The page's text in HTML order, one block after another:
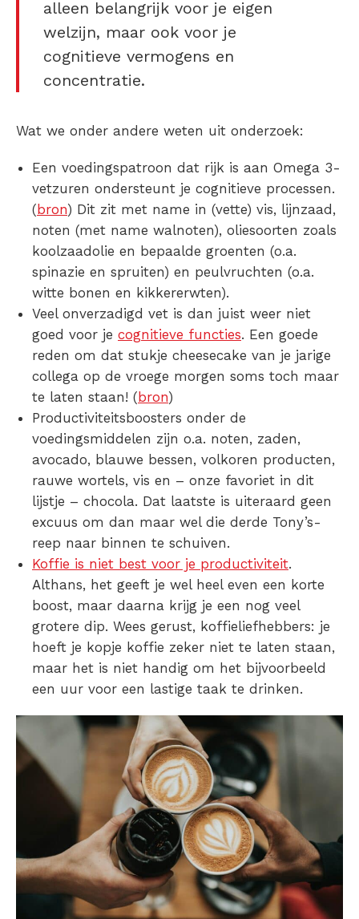
alleen belangrijk voor je eigen
welzijn, maar ook voor je
cognitieve vermogens en
concentratie.
Wat we onder andere weten uit onderzoek:
Een voedingspatroon dat rijk is aan Omega 3-
vetzuren ondersteunt je cognitieve processen.
(bron) Dit zit met name in (vette) vis, lijnzaad,
noten (met name walnoten), oliesoorten zoals
koolzaadolie en bepaalde groenten (o.a.
spinazie en spruiten) en peulvruchten (o.a.
witte bonen en kikkererwten).
Veel onverzadigd vet is dan juist weer niet
goed voor je cognitieve functies. Een goede
reden om dat stukje cheesecake van je jarige
collega op de vroege morgen soms toch maar
te laten staan! (bron)
Productiviteitsboosters onder de
voedingsmiddelen zijn o.a. noten, zaden,
avocado, blauwe bessen, volkoren producten,
rauwe wortels, vis en – onze favoriet in dit
lijstje – chocola. Dat laatste is uiteraard geen
excuus om dan maar wel die derde Tony’s-
reep naar binnen te schuiven.
Koffie is niet best voor je productiviteit.
Althans, het geeft je wel heel even een korte
boost, maar daarna krijg je een nog veel
grotere dip. Wees gerust, koffieliefhebbers: je
hoeft je kopje koffie zeker niet te laten staan,
maar het is niet handig om het bijvoorbeeld
een uur voor een lastige taak te drinken.